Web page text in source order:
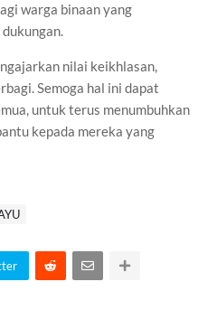
warga binaan yang
nilai keikhlasan,
Semoga hal ini dapat
untuk terus menumbuhkan
kepada mereka yang